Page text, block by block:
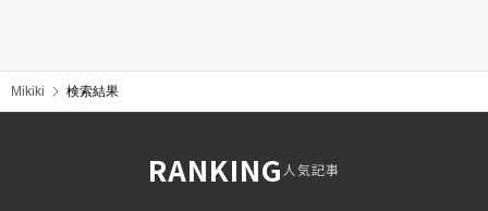
Mikiki 検索結果
RANKING人気記事